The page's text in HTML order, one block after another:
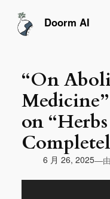
Doorm AI
“On
on
6 月 26, 2025—由